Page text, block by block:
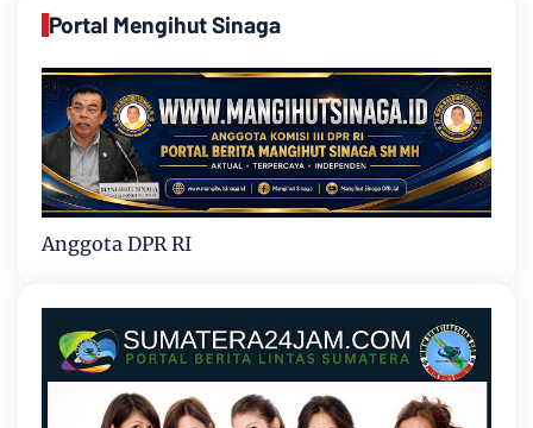
Portal Mengihut Sinaga
Anggota DPR RI